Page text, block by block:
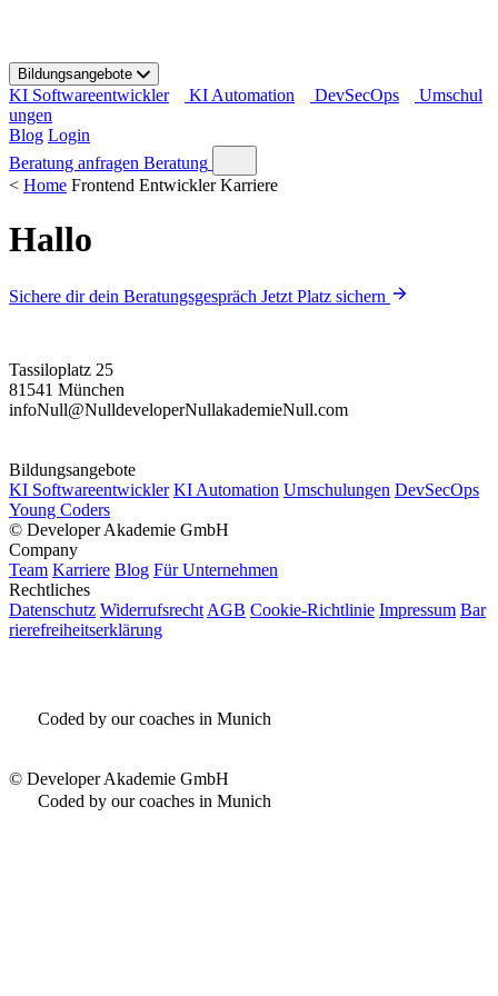
t
o
c
o
n
t
Bildungsangebote
KI Softwareentwickler KI Automation DevSecOps
Umschul
ungen
Blog Login
Beratung anfragen Beratung
< Home Frontend Entwickler Karriere
Hallo
Sichere dir dein Beratungsgespräch Jetzt Platz sichern
Tassiloplatz 25
81541 München
infoNull@NulldeveloperNullakademieNull.com
Bildungsangebote
KI Softwareentwickler KI Automation Umschulungen DevSecOps
Young Coders
© Developer Akademie GmbH
Company
Team Karriere Blog Für Unternehmen
Rechtliches
Datenschutz Widerrufsrecht AGB Cookie-Richtlinie Impressum Bar
rierefreiheitserklärung
Coded by our coaches in Munich
© Developer Akademie GmbH
Coded by our coaches in Munich